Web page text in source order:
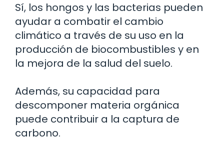
Sí, los hongos y las bacterias pueden
ayudar a combatir el cambio
climático a través de su uso en la
producción de biocombustibles y en
la mejora de la salud del suelo.
Además, su capacidad para
descomponer materia orgánica
puede contribuir a la captura de
carbono.